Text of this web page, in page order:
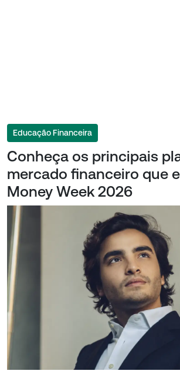
Educação Financeira
Conheça os principais
mercado financeiro que
Money Week 2026